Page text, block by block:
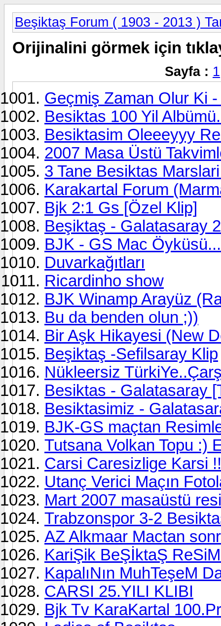
Beşiktaş Forum ( 1903 - 2013 )
Orijinalini görmek için
Sayfa : 1
Geçmiş Zaman Olur Ki
Besiktas 100 Yil
Besiktasim Oleeeyyy
2007 Masa Üstü
3 Tane Besiktas
Karakartal Forum
Bjk 2:1 Gs [Özel Klip]
Beşiktaş - Galatasaray
BJK - GS Mac
Duvarkağıtları
Ricardinho show
BJK Winamp Arayüz
Bu da benden olun ;))
Bir Aşk Hikayesi (New
Beşiktaş -Sefilsaray Klip
Nükleersiz
Besiktas - Galatasaray
Besiktasimiz -
BJK-GS maçtan
Tutsana Volkan Topu :)
Carsi Caresizlige Karsi
Utanç Verici Maçın
Mart 2007 masaüstü
Trabzonspor 3-2
AZ Alkmaar Mactan
KariŞik BeŞİktaŞ
KapalıNın MuhTeşeM
CARSI 25.YILI KLIBI
Bjk Tv KaraKartal